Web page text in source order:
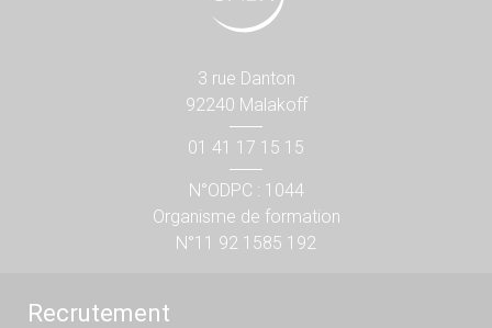
3 rue Danton
92240 Malakoff
01 41 17 15 15
N°ODPC : 1044
Organisme de formation
N°11 92 1585 192
Recrutement